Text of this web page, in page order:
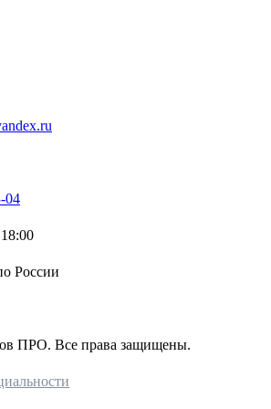
04
России
ПРО. Все права защищены.